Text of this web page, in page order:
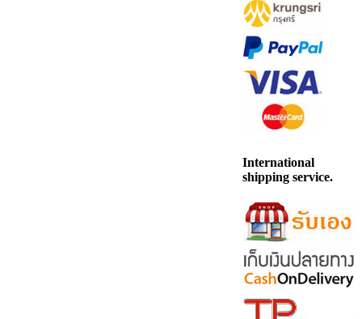
International
shipping service.